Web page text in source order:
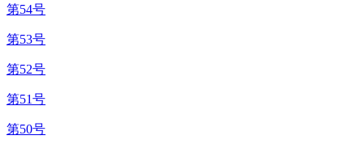
第54号
第53号
第52号
第51号
第50号